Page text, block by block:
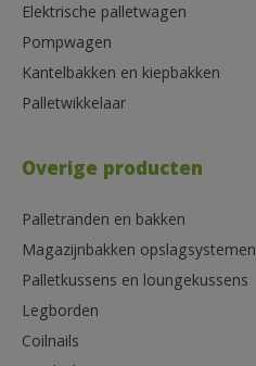
Elektrische palletwagen
Pompwagen
Kantelbakken en kiepbakken
Palletwikkelaar
Overige producten
Palletranden en bakken
Magazijnbakken opslagsystemen
Palletkussens en loungekussens
Legborden
Coilnails